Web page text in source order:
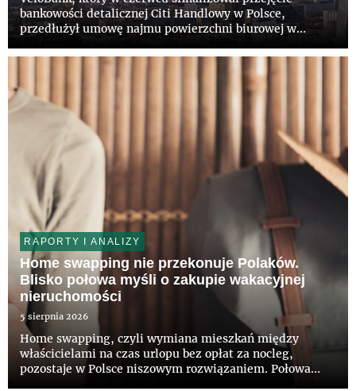
bankowości detalicznej Citi Handlowy w Polsce,
przedłużył umowę najmu powierzchni biurowej w
prestiżowym budynku na kolejne lata. Właścicielowi
RAPORTY I ANALIZY
Home swapping nie przekonuje Polaków.
Blisko połowa myśli o zakupie wakacyjnej
nieruchomości
5 sierpnia 2026
Home swapping, czyli wymiana mieszkań między
właścicielami na czas urlopu bez opłat za nocleg,
pozostaje w Polsce niszowym rozwiązaniem. Połowa